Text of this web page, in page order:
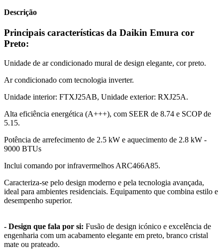
Descrição
Principais características da Daikin Emura cor
Preto:
Unidade de ar condicionado mural de design elegante, cor preto.
Ar condicionado com tecnologia inverter.
Unidade interior: FTXJ25AB, Unidade exterior: RXJ25A.
Alta eficiência energética (A+++), com SEER de 8.74 e SCOP de
5.15.
Potência de arrefecimento de 2.5 kW e aquecimento de 2.8 kW -
9000 BTUs
Inclui comando por infravermelhos ARC466A85.
Caracteriza-se pelo design moderno e pela tecnologia avançada,
ideal para ambientes residenciais. Equipamento que combina estilo e
desempenho superior.
- Design que fala por si: Fusão de design icónico e excelência de
engenharia com um acabamento elegante em preto, branco cristal
mate ou prateado.